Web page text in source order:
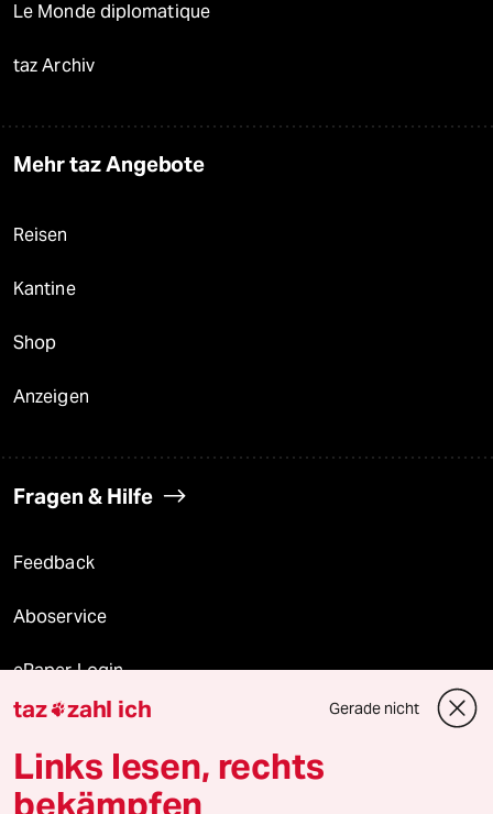
Le Monde diplomatique
taz Archiv
Mehr taz Angebote
Reisen
Kantine
Shop
Anzeigen
Fragen & Hilfe
Feedback
Aboservice
ePaper Login
Downloads für Abonnierende
taz zahl ich Gerade nicht
Links lesen, rechts
bekämpfen